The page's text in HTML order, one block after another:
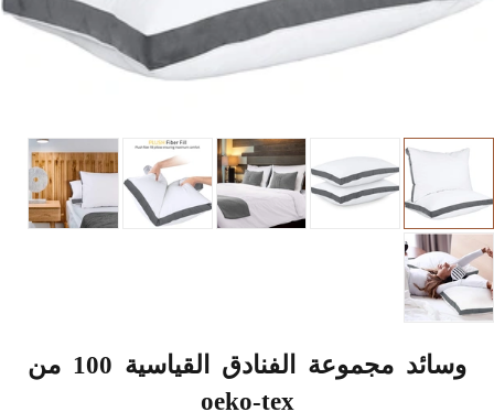
وسائد مجموعة الفنادق القياسية 100 من
oeko-tex